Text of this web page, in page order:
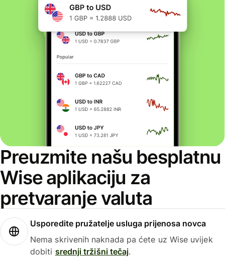
Preuzmite našu besplatnu
Wise aplikaciju za
pretvaranje valuta
Usporedite pružatelje usluga prijenosa novca
Nema skrivenih naknada pa ćete uz Wise uvijek
dobiti srednji tržišni tečaj.